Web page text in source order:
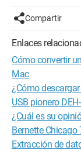
Compartir
Enlaces
Cómo convertir
Mac
¿Cómo
USB pionero
¿Cuál es su
Bernette Chicago
Extracción de